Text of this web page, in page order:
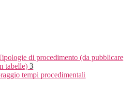
di procedimento (da pubblicare
tabelle) 3
tempi procedimentali